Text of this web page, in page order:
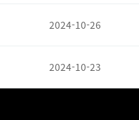
2024-10-26
2024-10-23